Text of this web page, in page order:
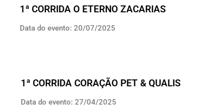
1ª CORRIDA O ETERNO ZACARIAS
Data do evento: 20/07/2025
1ª CORRIDA CORAÇÃO PET & QUALIS
Data do evento: 27/04/2025